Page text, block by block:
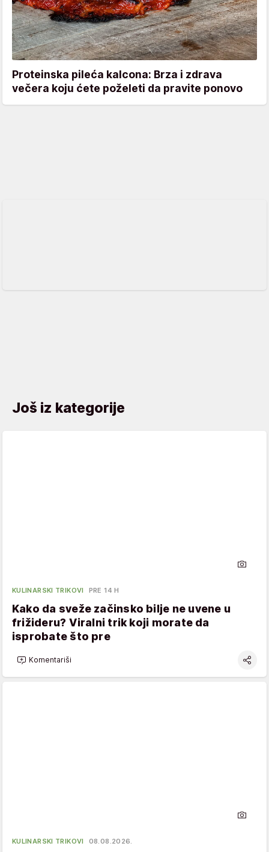
Proteinska pileća kalcona: Brza i zdrava
večera koju ćete poželeti da pravite ponovo
Još iz kategorije
KULINARSKI TRIKOVI PRE 14 H
Kako da sveže začinsko bilje ne uvene u
frižideru? Viralni trik koji morate da
isprobate što pre
Komentariši
KULINARSKI TRIKOVI 08.08.2026.